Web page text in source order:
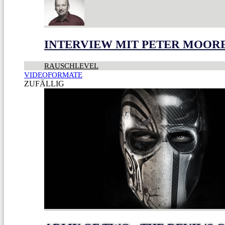
INTERVIEW MIT PETER
RAUSCHLEVEL
VIDEOFORMATE
ZUFÄLLIG